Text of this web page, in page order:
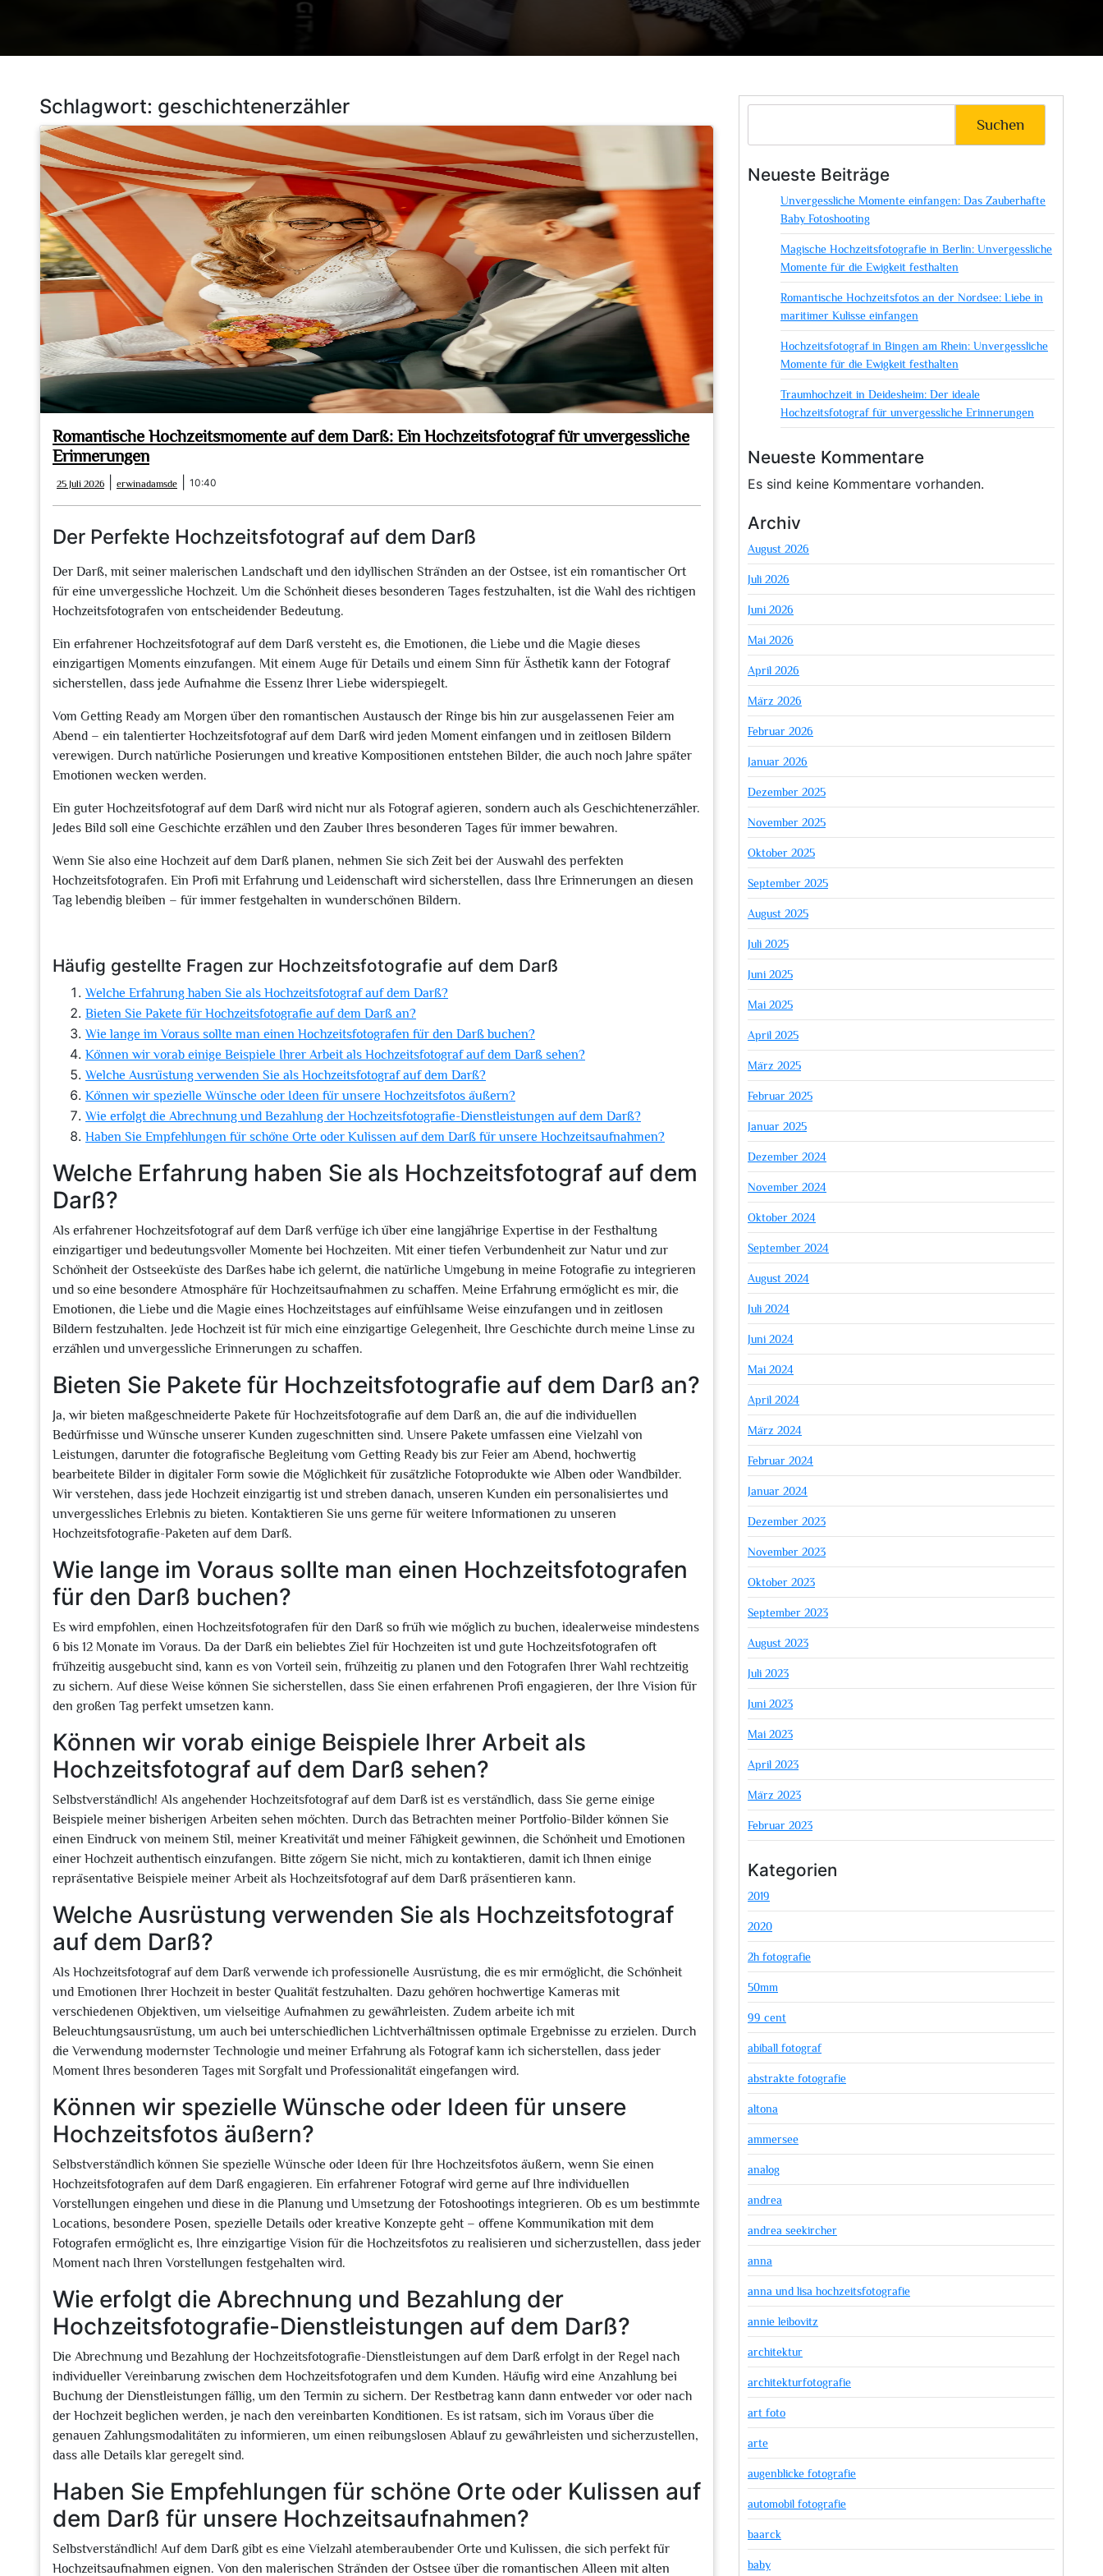
Schlagwort: geschichtenerzähler
Romantische Hochzeitsmomente auf dem Darß: Ein Hochzeitsfotograf für unvergessliche
Erinnerungen
25 Juli 2026
Juli
2026
erwinadamsde erwinadamsde
10:40
Der Perfekte Hochzeitsfotograf auf dem Darß
Der Darß, mit seiner malerischen Landschaft und den idyllischen Stränden an der Ostsee, ist ein romantischer Ort
für eine unvergessliche Hochzeit. Um die Schönheit dieses besonderen Tages festzuhalten, ist die Wahl des richtigen
Hochzeitsfotografen von entscheidender Bedeutung.
Ein erfahrener Hochzeitsfotograf auf dem Darß versteht es, die Emotionen, die Liebe und die Magie dieses
einzigartigen Moments einzufangen. Mit einem Auge für Details und einem Sinn für Ästhetik kann der Fotograf
sicherstellen, dass jede Aufnahme die Essenz Ihrer Liebe widerspiegelt.
Vom Getting Ready am Morgen über den romantischen Austausch der Ringe bis hin zur ausgelassenen Feier am
Abend – ein talentierter Hochzeitsfotograf auf dem Darß wird jeden Moment einfangen und in zeitlosen Bildern
verewigen. Durch natürliche Posierungen und kreative Kompositionen entstehen Bilder, die auch noch Jahre später
Emotionen wecken werden.
Ein guter Hochzeitsfotograf auf dem Darß wird nicht nur als Fotograf agieren, sondern auch als Geschichtenerzähler.
Jedes Bild soll eine Geschichte erzählen und den Zauber Ihres besonderen Tages für immer bewahren.
Wenn Sie also eine Hochzeit auf dem Darß planen, nehmen Sie sich Zeit bei der Auswahl des perfekten
Hochzeitsfotografen. Ein Profi mit Erfahrung und Leidenschaft wird sicherstellen, dass Ihre Erinnerungen an diesen
Tag lebendig bleiben – für immer festgehalten in wunderschönen Bildern.
Häufig gestellte Fragen zur Hochzeitsfotografie auf dem Darß
Welche Erfahrung haben Sie als Hochzeitsfotograf auf dem Darß?
Bieten Sie Pakete für Hochzeitsfotografie auf dem Darß an?
Wie lange im Voraus sollte man einen Hochzeitsfotografen für den Darß buchen?
Können wir vorab einige Beispiele Ihrer Arbeit als Hochzeitsfotograf auf dem Darß sehen?
Welche Ausrüstung verwenden Sie als Hochzeitsfotograf auf dem Darß?
Können wir spezielle Wünsche oder Ideen für unsere Hochzeitsfotos äußern?
Wie erfolgt die Abrechnung und Bezahlung der Hochzeitsfotografie-Dienstleistungen auf dem Darß?
Haben Sie Empfehlungen für schöne Orte oder Kulissen auf dem Darß für unsere Hochzeitsaufnahmen?
Welche Erfahrung haben Sie als Hochzeitsfotograf auf dem
Darß?
Als erfahrener Hochzeitsfotograf auf dem Darß verfüge ich über eine langjährige Expertise in der Festhaltung
einzigartiger und bedeutungsvoller Momente bei Hochzeiten. Mit einer tiefen Verbundenheit zur Natur und zur
Schönheit der Ostseeküste des Darßes habe ich gelernt, die natürliche Umgebung in meine Fotografie zu integrieren
und so eine besondere Atmosphäre für Hochzeitsaufnahmen zu schaffen. Meine Erfahrung ermöglicht es mir, die
Emotionen, die Liebe und die Magie eines Hochzeitstages auf einfühlsame Weise einzufangen und in zeitlosen
Bildern festzuhalten. Jede Hochzeit ist für mich eine einzigartige Gelegenheit, Ihre Geschichte durch meine Linse zu
erzählen und unvergessliche Erinnerungen zu schaffen.
Bieten Sie Pakete für Hochzeitsfotografie auf dem Darß an?
Ja, wir bieten maßgeschneiderte Pakete für Hochzeitsfotografie auf dem Darß an, die auf die individuellen
Bedürfnisse und Wünsche unserer Kunden zugeschnitten sind. Unsere Pakete umfassen eine Vielzahl von
Leistungen, darunter die fotografische Begleitung vom Getting Ready bis zur Feier am Abend, hochwertig
bearbeitete Bilder in digitaler Form sowie die Möglichkeit für zusätzliche Fotoprodukte wie Alben oder Wandbilder.
Wir verstehen, dass jede Hochzeit einzigartig ist und streben danach, unseren Kunden ein personalisiertes und
unvergessliches Erlebnis zu bieten. Kontaktieren Sie uns gerne für weitere Informationen zu unseren
Hochzeitsfotografie-Paketen auf dem Darß.
Wie lange im Voraus sollte man einen Hochzeitsfotografen
für den Darß buchen?
Es wird empfohlen, einen Hochzeitsfotografen für den Darß so früh wie möglich zu buchen, idealerweise mindestens
6 bis 12 Monate im Voraus. Da der Darß ein beliebtes Ziel für Hochzeiten ist und gute Hochzeitsfotografen oft
frühzeitig ausgebucht sind, kann es von Vorteil sein, frühzeitig zu planen und den Fotografen Ihrer Wahl rechtzeitig
zu sichern. Auf diese Weise können Sie sicherstellen, dass Sie einen erfahrenen Profi engagieren, der Ihre Vision für
den großen Tag perfekt umsetzen kann.
Können wir vorab einige Beispiele Ihrer Arbeit als
Hochzeitsfotograf auf dem Darß sehen?
Selbstverständlich! Als angehender Hochzeitsfotograf auf dem Darß ist es verständlich, dass Sie gerne einige
Beispiele meiner bisherigen Arbeiten sehen möchten. Durch das Betrachten meiner Portfolio-Bilder können Sie
einen Eindruck von meinem Stil, meiner Kreativität und meiner Fähigkeit gewinnen, die Schönheit und Emotionen
einer Hochzeit authentisch einzufangen. Bitte zögern Sie nicht, mich zu kontaktieren, damit ich Ihnen einige
repräsentative Beispiele meiner Arbeit als Hochzeitsfotograf auf dem Darß präsentieren kann.
Welche Ausrüstung verwenden Sie als Hochzeitsfotograf
auf dem Darß?
Als Hochzeitsfotograf auf dem Darß verwende ich professionelle Ausrüstung, die es mir ermöglicht, die Schönheit
und Emotionen Ihrer Hochzeit in bester Qualität festzuhalten. Dazu gehören hochwertige Kameras mit
verschiedenen Objektiven, um vielseitige Aufnahmen zu gewährleisten. Zudem arbeite ich mit
Beleuchtungsausrüstung, um auch bei unterschiedlichen Lichtverhältnissen optimale Ergebnisse zu erzielen. Durch
die Verwendung modernster Technologie und meiner Erfahrung als Fotograf kann ich sicherstellen, dass jeder
Moment Ihres besonderen Tages mit Sorgfalt und Professionalität eingefangen wird.
Können wir spezielle Wünsche oder Ideen für unsere
Hochzeitsfotos äußern?
Selbstverständlich können Sie spezielle Wünsche oder Ideen für Ihre Hochzeitsfotos äußern, wenn Sie einen
Hochzeitsfotografen auf dem Darß engagieren. Ein erfahrener Fotograf wird gerne auf Ihre individuellen
Vorstellungen eingehen und diese in die Planung und Umsetzung der Fotoshootings integrieren. Ob es um bestimmte
Locations, besondere Posen, spezielle Details oder kreative Konzepte geht – offene Kommunikation mit dem
Fotografen ermöglicht es, Ihre einzigartige Vision für die Hochzeitsfotos zu realisieren und sicherzustellen, dass jeder
Moment nach Ihren Vorstellungen festgehalten wird.
Wie erfolgt die Abrechnung und Bezahlung der
Hochzeitsfotografie-Dienstleistungen auf dem Darß?
Die Abrechnung und Bezahlung der Hochzeitsfotografie-Dienstleistungen auf dem Darß erfolgt in der Regel nach
individueller Vereinbarung zwischen dem Hochzeitsfotografen und dem Kunden. Häufig wird eine Anzahlung bei
Buchung der Dienstleistungen fällig, um den Termin zu sichern. Der Restbetrag kann dann entweder vor oder nach
der Hochzeit beglichen werden, je nach den vereinbarten Konditionen. Es ist ratsam, sich im Voraus über die
genauen Zahlungsmodalitäten zu informieren, um einen reibungslosen Ablauf zu gewährleisten und sicherzustellen,
dass alle Details klar geregelt sind.
Haben Sie Empfehlungen für schöne Orte oder Kulissen auf
dem Darß für unsere Hochzeitsaufnahmen?
Selbstverständlich! Auf dem Darß gibt es eine Vielzahl atemberaubender Orte und Kulissen, die sich perfekt für
Hochzeitsaufnahmen eignen. Von den malerischen Stränden der Ostsee über die romantischen Alleen mit alten
Suchen
Neueste Beiträge
Unvergessliche Momente einfangen: Das Zauberhafte
Baby Fotoshooting
Magische Hochzeitsfotografie in Berlin: Unvergessliche
Momente für die Ewigkeit festhalten
Romantische Hochzeitsfotos an der Nordsee: Liebe in
maritimer Kulisse einfangen
Hochzeitsfotograf in Bingen am Rhein: Unvergessliche
Momente für die Ewigkeit festhalten
Traumhochzeit in Deidesheim: Der ideale
Hochzeitsfotograf für unvergessliche Erinnerungen
Neueste Kommentare
Es sind keine Kommentare vorhanden.
Archiv
August 2026
Juli 2026
Juni 2026
Mai 2026
April 2026
März 2026
Februar 2026
Januar 2026
Dezember 2025
November 2025
Oktober 2025
September 2025
August 2025
Juli 2025
Juni 2025
Mai 2025
April 2025
März 2025
Februar 2025
Januar 2025
Dezember 2024
November 2024
Oktober 2024
September 2024
August 2024
Juli 2024
Juni 2024
Mai 2024
April 2024
März 2024
Februar 2024
Januar 2024
Dezember 2023
November 2023
Oktober 2023
September 2023
August 2023
Juli 2023
Juni 2023
Mai 2023
April 2023
März 2023
Februar 2023
Kategorien
2019
2020
2h fotografie
50mm
99 cent
abiball fotograf
abstrakte fotografie
altona
ammersee
analog
andrea
andrea seekircher
anna
anna und lisa hochzeitsfotografie
annie leibovitz
architektur
architekturfotografie
art foto
arte
augenblicke fotografie
automobil fotografie
baarck
baby